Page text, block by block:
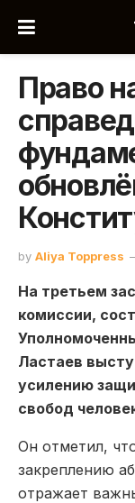
Право
by Aliya Toppress
На третьем
комиссии,
Ластаев
усилению
свобод
Он отметил,
закреплению
отражает